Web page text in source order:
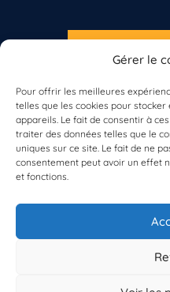
Gérer le
Pour offrir les meilleures
telles que les cookies pour
appareils. Le fait de consentir à
traiter des données telles que le
uniques sur ce site. Le fait de ne
consentement peut avoir un effet
et fonctions.
À
Vos
Résultats
S'INSCRIRE À
Inscrivez-